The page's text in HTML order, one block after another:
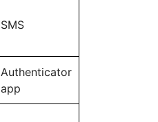
SMS
Authenticator
app